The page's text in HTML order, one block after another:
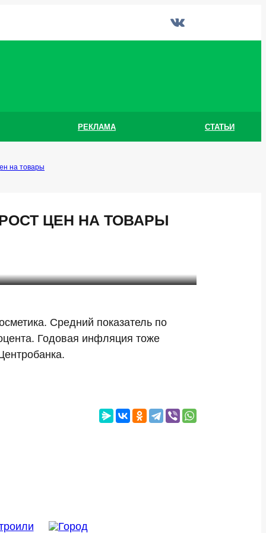
РЕКЛАМА СТАТЬИ
на товары
ЦЕН НА ТОВАРЫ
Средний показатель по
Годовая инфляция тоже